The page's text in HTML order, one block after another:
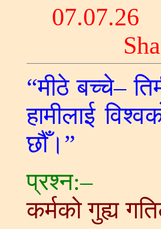
07
“मीठे बच्चे–
हामीलाई
छौँ।”
प्रश्न:–
कर्मको गुह्य